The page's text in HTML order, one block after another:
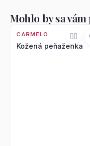
Mohlo by sa vám
CARMELO
Kožená peňaženka